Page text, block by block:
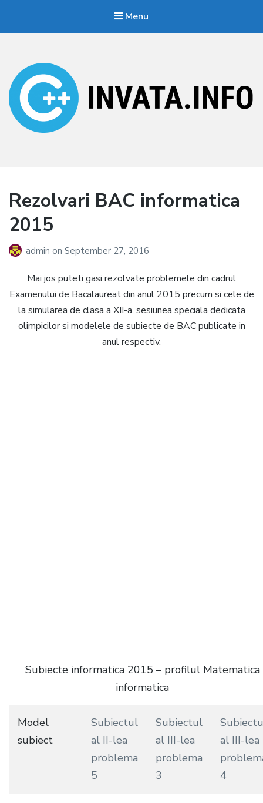
Menu
Rezolvari BAC informatica
2015
admin on September 27, 2016
Mai jos puteti gasi rezolvate problemele din cadrul
Examenului de Bacalaureat din anul 2015 precum si cele de
la simularea de clasa a XII-a, sesiunea speciala dedicata
olimpicilor si modelele de subiecte de BAC publicate in
anul respectiv.
Subiecte informatica 2015 – profilul Matematica
informatica
Model
subiect
Subiectul
al II-lea
problema
5
Subiectul
al III-lea
problema
3
al III-lea
4